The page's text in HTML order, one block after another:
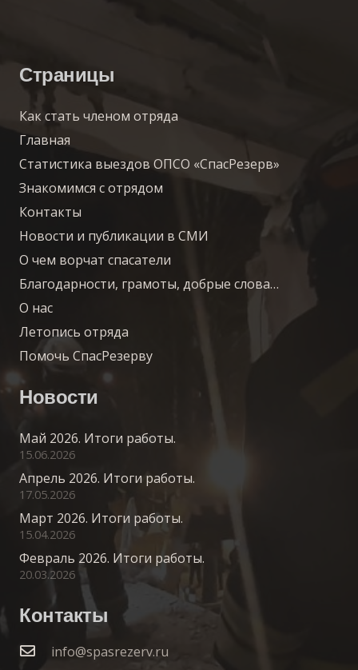
Страницы
Как стать членом отряда
Главная
Статистика выездов ОПСО «СпасРезерв»
Знакомимся с отрядом
Контакты
Новости и публикации в СМИ
О чем ворчат спасатели
Благодарности, грамоты, добрые слова…
О нас
Летопись отряда
Помочь СпасРезерву
Новости
Май 2026. Итоги работы.
15.06.2026
Апрель 2026. Итоги работы.
17.05.2026
Март 2026. Итоги работы.
15.04.2026
Февраль 2026. Итоги работы.
20.03.2026
Контакты
info@spasrezerv.ru